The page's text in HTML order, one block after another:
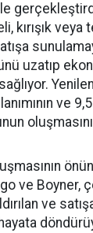
kırışık veya
uzatıp
sağlıyor.
ve
ve Boyner,
ve